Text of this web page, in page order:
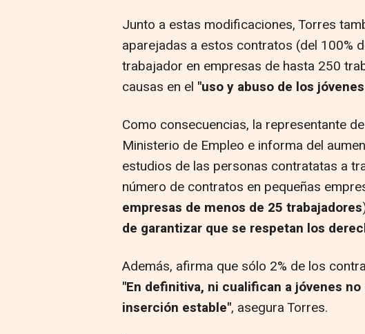
Junto a estas modificaciones, Torres
aparejadas a estos contratos (del 100%
trabajador en empresas de hasta 250
causas en el "uso y abuso de los
Como consecuencias, la representante
Ministerio de Empleo e informa del
estudios de las personas contratatas a
número de contratos en pequeñas
empresas de menos de 25 trabajadores
de garantizar que se respetan los
Además, afirma que sólo 2% de los
"En definitiva, ni cualifican a jóvenes
inserción estable", asegura Torres.